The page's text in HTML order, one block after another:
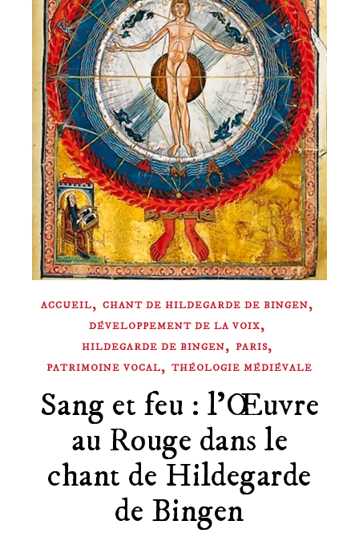
ACCUEIL, CHANT DE HILDEGARDE DE BINGEN,
DÉVELOPPEMENT DE LA VOIX,
HILDEGARDE DE BINGEN, PARIS,
PATRIMOINE VOCAL, THÉOLOGIE MÉDIÉVALE
Sang et feu : l’Œuvre
au Rouge dans le
chant de Hildegarde
de Bingen